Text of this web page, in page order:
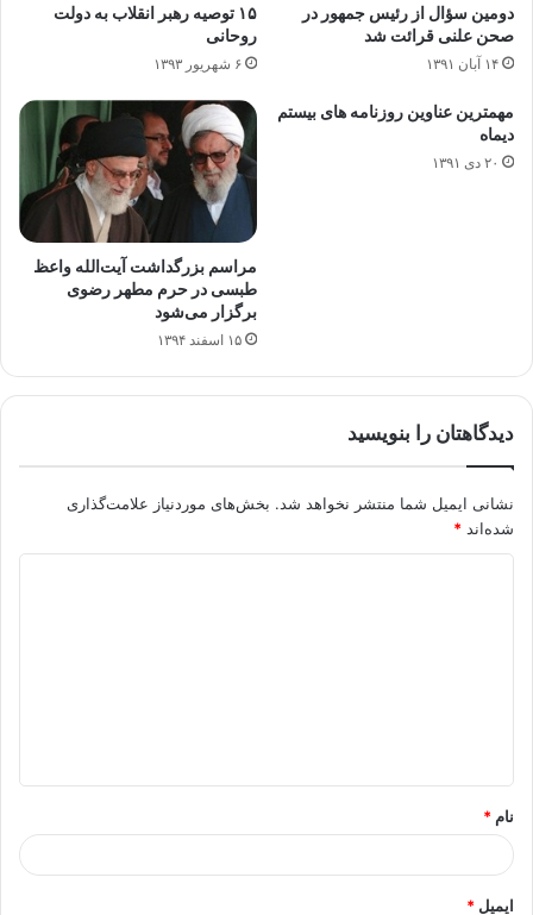
دومین سؤال از رئیس جمهور در
صحن علنی قرائت شد
۱۴ آبان ۱۳۹۱
۱۵ توصیه رهبر انقلاب به دولت
روحانی
۶ شهریور ۱۳۹۳
مهمترین عناوین روزنامه های بیستم
دیماه
۲۰ دی ۱۳۹۱
مراسم بزرگداشت آیت‌الله واعظ
طبسی در حرم مطهر رضوی
برگزار می‌شود
۱۵ اسفند ۱۳۹۴
دیدگاهتان را بنویسید
نشانی ایمیل شما منتشر نخواهد شد. بخش‌های موردنیاز علامت‌گذاری
شده‌اند *
*
نام *
ایمیل *